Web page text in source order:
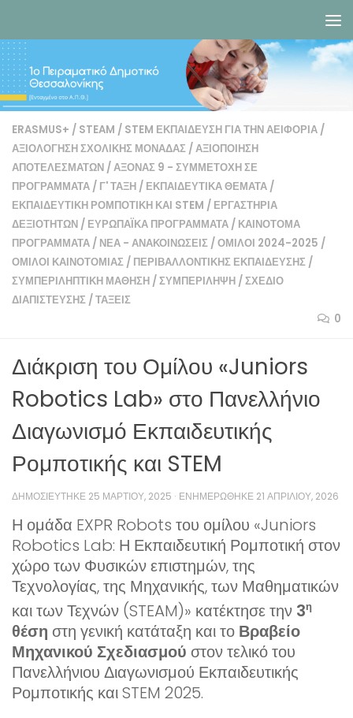
ERASMUS+ / STEAM / STEM ΕΚΠΑΊΔΕΥΣΗ ΓΙΑ ΤΗΝ ΑΕΙΦΟΡΊΑ /
ΑΞΙΟΛΌΓΗΣΗ ΣΧΟΛΙΚΉΣ ΜΟΝΆΔΑΣ /ΑΞΙΟΠΟΊΗΣΗ
ΑΠΟΤΕΛΕΣΜΆΤΩΝ /ΆΞΟΝΑΣ 9 - ΣΥΜΜΕΤΟΧΉ ΣΕ
ΠΡΟΓΡΆΜΜΑΤΑ / Γ' ΤΆΞΗ / ΕΚΠΑΙΔΕΥΤΙΚΆ ΘΈΜΑΤΑ /
ΕΚΠΑΙΔΕΥΤΙΚΉ ΡΟΜΠΟΤΙΚΉ ΚΑΙ STEM / ΕΡΓΑΣΤΉΡΙΑ
ΔΕΞΙΟΤΉΤΩΝ / ΕΥΡΩΠΑΪΚΆ ΠΡΟΓΡΆΜΜΑΤΑ / ΚΑΙΝΟΤΌΜΑ
ΠΡΟΓΡΆΜΜΑΤΑ / ΝΈΑ - ΑΝΑΚΟΙΝΏΣΕΙΣ /ΌΜΙΛΟΙ 2024-2025 /
ΌΜΙΛΟΙ ΚΑΙΝΟΤΟΜΊΑΣ / ΠΕΡΙΒΑΛΛΟΝΤΙΚΉΣ ΕΚΠΑΊΔΕΥΣΗΣ /
ΣΥΜΠΕΡΙΛΗΠΤΙΚΉ ΜΆΘΗΣΗ /ΣΥΜΠΕΡΊΛΗΨΗ /ΣΧΈΔΙΟ
ΔΙΑΠΊΣΤΕΥΣΗΣ /ΤΆΞΕΙΣ
0
Διάκριση του Ομίλου «Juniors
Robotics Lab» στο Πανελλήνιο
Διαγωνισμό Εκπαιδευτικής
Ρομποτικής και STEM
ΔΗΜΟΣΙΕΎΤΗΚΕ 25 ΜΑΡΤΊΟΥ, 2025 · ΕΝΗΜΕΡΏΘΗΚΕ 21 ΑΠΡΙΛΊΟΥ, 2026
Η ομάδα EXPR Robots του ομίλου «Juniors
Robotics Lab: Η Εκπαιδευτική Ρομποτική στον
χώρο των Φυσικών επιστημών, της
Τεχνολογίας, της Μηχανικής, των Μαθηματικών
και των Τεχνών (STEAM)» κατέκτησε την 3η
θέση στη γενική κατάταξη και το Βραβείο
Μηχανικού Σχεδιασμού στον τελικό του
Πανελλήνιου Διαγωνισμού Εκπαιδευτικής
Ρομποτικής και STEM 2025.